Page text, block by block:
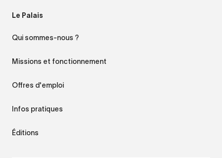
Le Palais
Qui sommes-nous ?
Missions et fonctionnement
Offres d'emploi
Infos pratiques
Éditions